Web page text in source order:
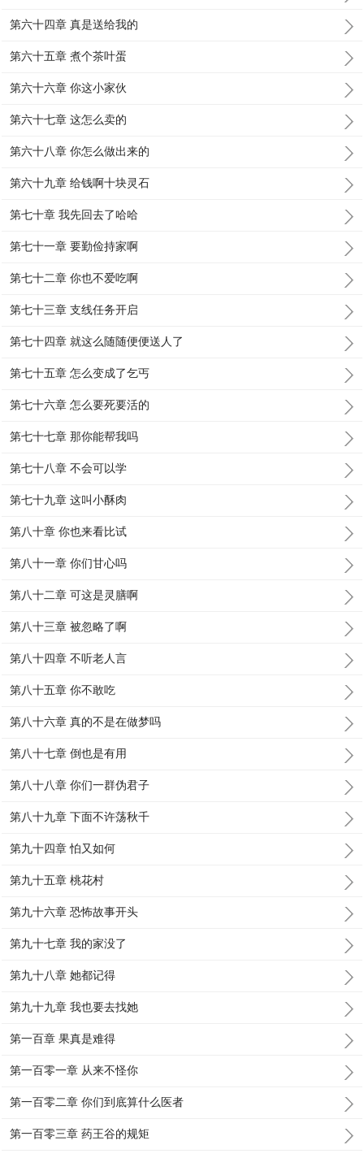
第六十四章 真是送给我的
第六十五章 煮个茶叶蛋
第六十六章 你这小家伙
第六十七章 这怎么卖的
第六十八章 你怎么做出来的
第六十九章 给钱啊十块灵石
第七十章 我先回去了哈哈
第七十一章 要勤俭持家啊
第七十二章 你也不爱吃啊
第七十三章 支线任务开启
第七十四章 就这么随随便便送人了
第七十五章 怎么变成了乞丐
第七十六章 怎么要死要活的
第七十七章 那你能帮我吗
第七十八章 不会可以学
第七十九章 这叫小酥肉
第八十章 你也来看比试
第八十一章 你们甘心吗
第八十二章 可这是灵膳啊
第八十三章 被忽略了啊
第八十四章 不听老人言
第八十五章 你不敢吃
第八十六章 真的不是在做梦吗
第八十七章 倒也是有用
第八十八章 你们一群伪君子
第八十九章 下面不许荡秋千
第九十四章 怕又如何
第九十五章 桃花村
第九十六章 恐怖故事开头
第九十七章 我的家没了
第九十八章 她都记得
第九十九章 我也要去找她
第一百章 果真是难得
第一百零一章 从来不怪你
第一百零二章 你们到底算什么医者
第一百零三章 药王谷的规矩